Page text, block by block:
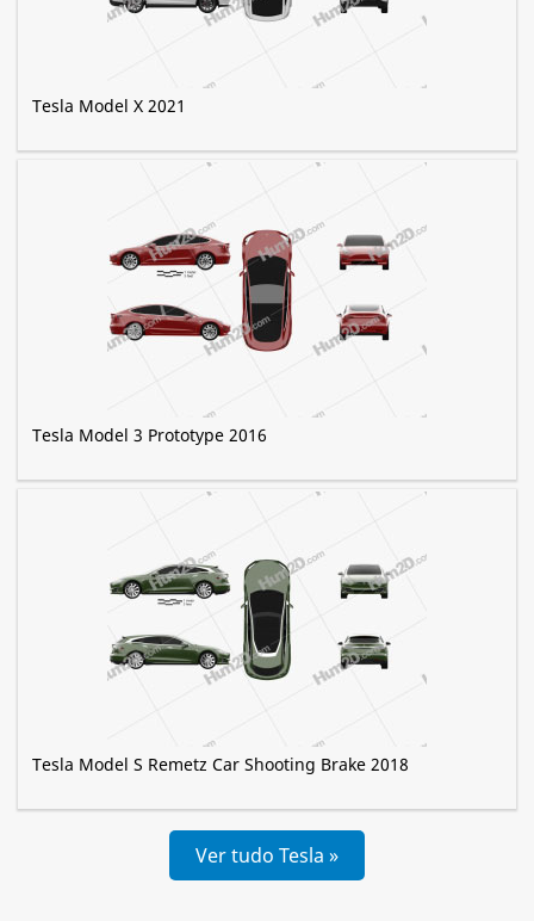
Tesla Model X 2021
Tesla Model 3 Prototype 2016
Tesla Model S Remetz Car Shooting Brake 2018
Ver tudo Tesla »